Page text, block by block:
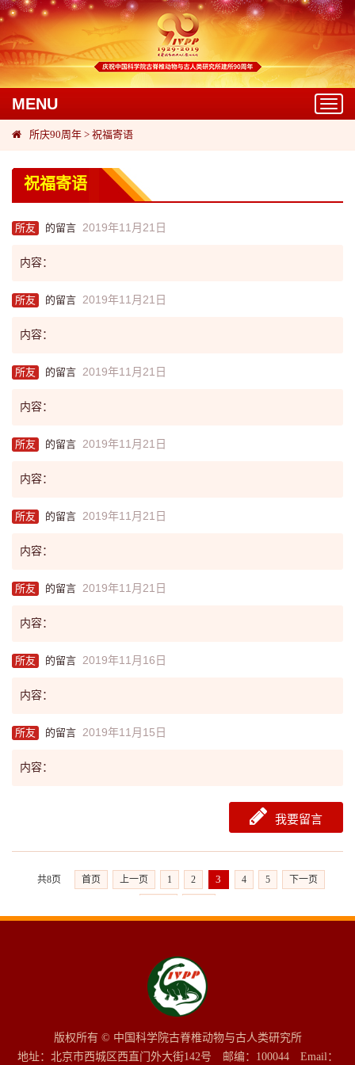
MENU
所庆90周年 > 祝福寄语
祝福寄语
所友 的留言 2019年11月21日
内容：
所友 的留言 2019年11月21日
内容：
所友 的留言 2019年11月21日
内容：
所友 的留言 2019年11月21日
内容：
所友 的留言 2019年11月21日
内容：
所友 的留言 2019年11月21日
内容：
所友 的留言 2019年11月16日
内容：
所友 的留言 2019年11月15日
内容：
我要留言
共8页 首页 上一页 1 2 3 4 5 下一页
版权所有 © 中国科学院古脊椎动物与古人类研究所
地址：北京市西城区西直门外大街142号 邮编：100044 Email：